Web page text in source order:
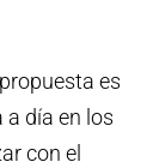
es
a día en los
con el